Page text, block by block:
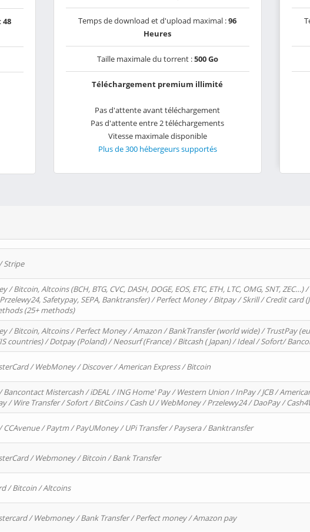
48
Temps de download et d'upload maximal :96
Heures
Taille maximale du torrent :500 Go
Téléchargement premium illimité
Pas d'attente avant téléchargement
Pas d'attente entre 2 téléchargements
Vitesse maximale disponible
Plus de 300 hébergeurs supportés
Stripe
/ Bitcoin, Altcoins (BCH, BTG, CVC, DASH, DOGE, EOS, ETC, ETH, LTC, OMG, SNT, ZEC…)
Safetypay, SEPA, Banktransfer) / Perfect Money / Bitpay / Skrill / Credit card
(25+ methods)
/ Bitcoin, Altcoins / Perfect Money / Amazon / BankTransfer (world wide) / TrustPay
countries) / Dotpay (Poland) / Neosurf (France) / Bitcash ( Japan) / Ideal / Sofort/
/ WebMoney / Discover / American Express / Bitcoin
Bancontact Mistercash / iDEAL / ING Home' Pay / Western Union / InPay / JCB /
/ Wire Transfer / Sofort / BitCoins / Cash U / WebMoney / Przelewy24 / DaoPay /
CCAvenue / Paytm / PayUMoney / UPi Transfer / Paysera / Banktransfer
/ Webmoney / Bitcoin / Bank Transfer
/ Bitcoin / Altcoins
/ Webmoney / Bank Transfer / Perfect money / Amazon pay